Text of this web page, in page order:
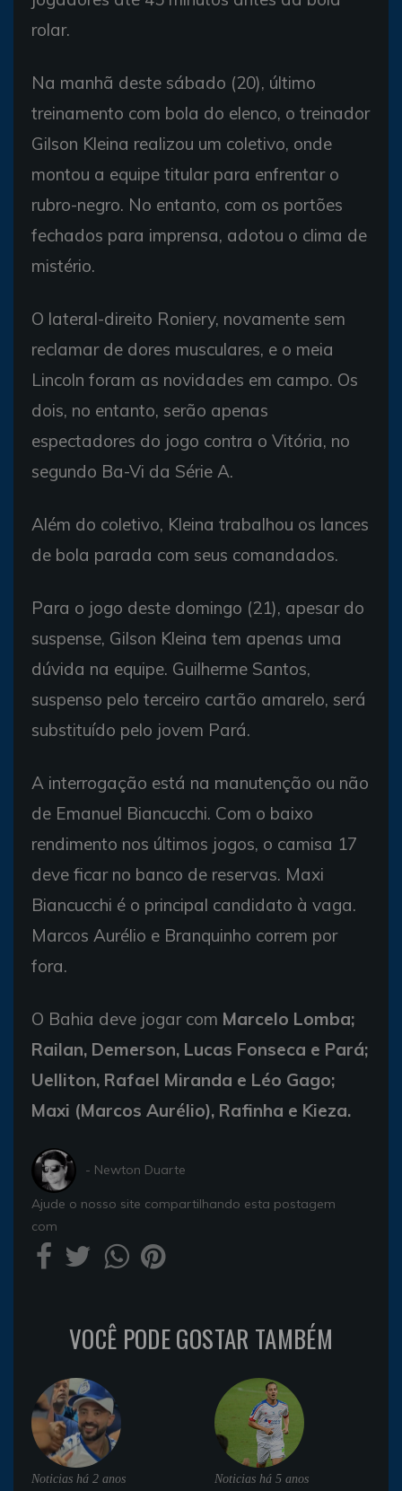
rolar.
Na manhã deste sábado (20), último
treinamento com bola do elenco, o treinador
Gilson Kleina realizou um coletivo, onde
montou a equipe titular para enfrentar o
rubro-negro. No entanto, com os portões
fechados para imprensa, adotou o clima de
mistério.
O lateral-direito Roniery, novamente sem
reclamar de dores musculares, e o meia
Lincoln foram as novidades em campo. Os
dois, no entanto, serão apenas
espectadores do jogo contra o Vitória, no
segundo Ba-Vi da Série A.
Além do coletivo, Kleina trabalhou os lances
de bola parada com seus comandados.
Para o jogo deste domingo (21), apesar do
suspense, Gilson Kleina tem apenas uma
dúvida na equipe. Guilherme Santos,
suspenso pelo terceiro cartão amarelo, será
substituído pelo jovem Pará.
A interrogação está na manutenção ou não
de Emanuel Biancucchi. Com o baixo
rendimento nos últimos jogos, o camisa 17
deve ficar no banco de reservas. Maxi
Biancucchi é o principal candidato à vaga.
Marcos Aurélio e Branquinho correm por
fora.
O Bahia deve jogar com Marcelo Lomba;
Railan, Demerson, Lucas Fonseca e Pará;
Uelliton, Rafael Miranda e Léo Gago;
Maxi (Marcos Aurélio), Rafinha e Kieza.
- Newton Duarte
Ajude o nosso site compartilhando esta postagem
com
VOCÊ PODE GOSTAR TAMBÉM
Noticias há 2 anos Noticias há 5 anos